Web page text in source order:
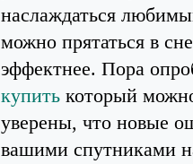
наслаждаться
можно прятаться в
эффектнее. Пора
купить который
уверены, что новые
вашими спутниками